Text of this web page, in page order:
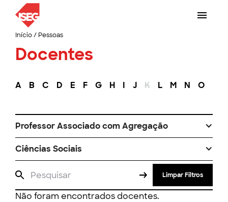
Início/ Pessoas
Docentes
A B C D E F G H I J K L M N O
Professor Associado com Agregação
Ciências Sociais
Limpar Filtros
Não foram encontrados docentes.